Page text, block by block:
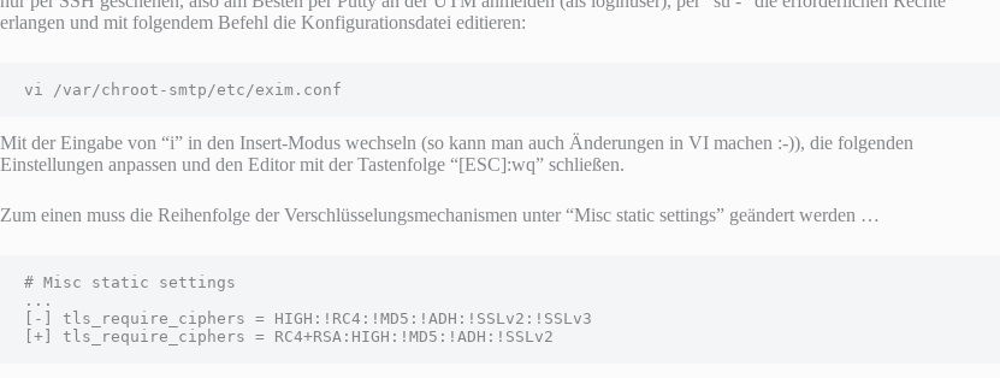
erlangen und mit folgendem Befehl die Konfigurationsdatei editieren:
vi /var/chroot-smtp/etc/exim.conf
Mit der Eingabe von “i” in den Insert-Modus wechseln (so kann man auch Änderungen in VI machen :-)), die folgenden
Einstellungen anpassen und den Editor mit der Tastenfolge “[ESC]:wq” schließen.
Zum einen muss die Reihenfolge der Verschlüsselungsmechanismen unter “Misc static settings” geändert werden …
# Misc static settings
...
[-] tls_require_ciphers = HIGH:!RC4:!MD5:!ADH:!SSLv2:!SSLv3
[+] tls_require_ciphers = RC4+RSA:HIGH:!MD5:!ADH:!SSLv2